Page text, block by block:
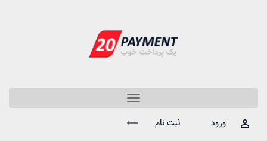
Toggle
navigation
ورود
ثبت نام